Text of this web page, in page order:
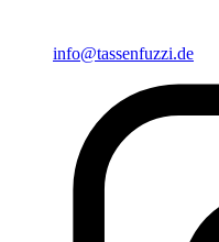
info@tassenfuzzi.de